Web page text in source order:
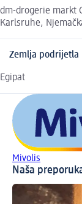
dm-drogerie markt
Karlsruhe,
Zemlja podrijetla
Egipat
Mivolis
Naša